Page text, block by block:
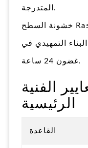
المتدرجة.
التمهيدي في
غضون 24 ساعة.
الفنية
الرئيسية
القاعدة